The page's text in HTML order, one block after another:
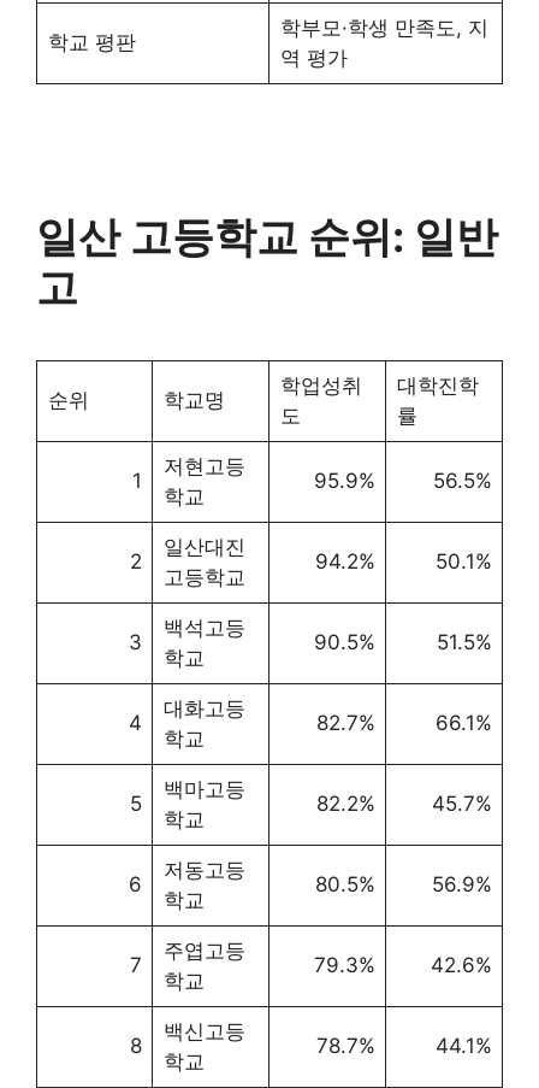
학교 평판
학부모·학생 만족도, 지
역 평가
일산 고등학교 순위: 일반
고
순위 학교명
학업성취
도
대학진학
률
1
저현고등
학교
95.9% 56.5%
2
일산대진
고등학교
94.2% 50.1%
3
백석고등
학교
90.5% 51.5%
4
대화고등
학교
82.7% 66.1%
5
백마고등
학교
82.2% 45.7%
6
저동고등
학교
80.5% 56.9%
7
주엽고등
학교
79.3% 42.6%
8
백신고등
학교
78.7% 44.1%